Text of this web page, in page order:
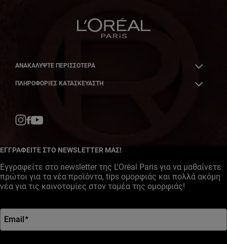
ΑΝΑΚΑΛΎΨΤΕ ΠΕΡΙΣΣΌΤΕΡΑ
ΠΛΗΡΟΦΟΡΙΕΣ ΚΑΤΑΣΚΕΥΑΣΤΗ
ΕΓΓΡΑΦΕΙΤΕ ΣΤΟ NEWSLETTER ΜΑΣ!
Εγγραφείτε στο newsletter της L'Oréal Paris για να μαθαίνετε
πρώτοι για τα νέα προϊόντα, tips ομορφιάς και πολλά ακόμη
νέα για τις καινοτομίες στον τομέα της ομορφιάς!
Email*